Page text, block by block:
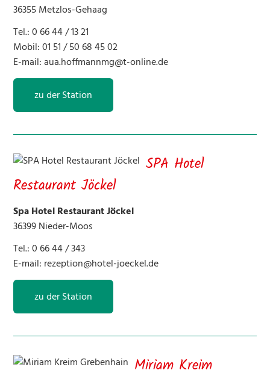
36355 Metzlos-Gehaag
Tel.: 0 66 44 / 13 21
Mobil: 01 51 / 50 68 45 02
E-mail:aua.hoffmannmg@t-online.de
zu der Station
SPA Hotel
Restaurant Jöckel
Spa Hotel Restaurant Jöckel
36399 Nieder-Moos
Tel.: 0 66 44 / 343
E-mail: rezeption@hotel-joeckel.de
zu der Station
Miriam Kreim